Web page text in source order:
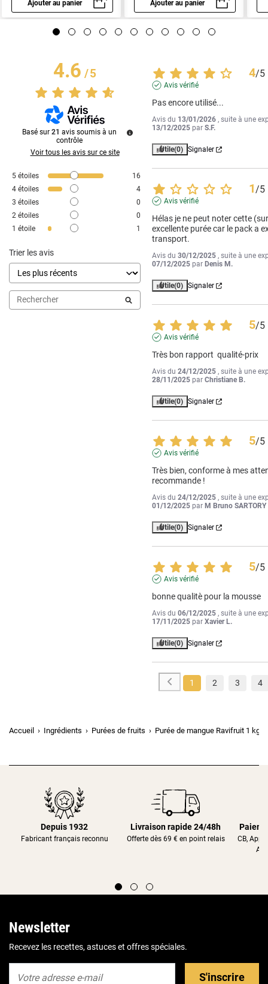
Ajouter au panier
Aperçu rapide
Ajouter au panier
Aperçu rapide
4.6/5
Basé sur 21 avis soumis à un
contrôle
Voir tous les avis sur ce site
5 étoiles
16
4 étoiles
4
3 étoiles
0
2 étoiles
0
1 étoile 1
Trier les avis
4/5
Avis vérifié
Pas encore utilisé...
Avis du 13/01/2026 , suite à une
13/12/2025 parS.F.
Utile(0) Signaler
1/5
Avis vérifié
Hélas je ne peut noter cette
excellente purée car le pack a
transport.
Avis du30/12/2025 , suite à une
07/12/2025 par Denis M.
Utile(0) Signaler
5/5
Avis vérifié
Très bon rapport  qualité-prix
Avis du24/12/2025 , suite à une
28/11/2025 parChristiane B.
Utile(0) Signaler
5/5
Avis vérifié
Très bien, conforme à mes
recommande !
Avis du24/12/2025 , suite à une
01/12/2025 par M Bruno SARTORY
Utile(0) Signaler
5/5
Avis vérifié
bonne qualitè pour la mousse
Avis du06/12/2025 , suite à une
17/11/2025 parXavier L.
Utile(0) Signaler
1 2 3 4
Accueil Ingrédients Purées de fruits Purée de mangue Ravifruit 1 kg
Depuis 1932
Fabricant français reconnu
Livraison rapide 24/48h
Offerte dès 69 € en point relais
CB,
Newsletter
Recevez les recettes, astuces et offres spéciales.
S'inscrire